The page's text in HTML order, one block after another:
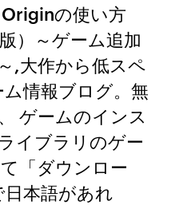
の使い方
）～ゲーム追加
,大作から低スペ
情報ブログ。無
ゲームのインス
イブラリのゲー
「ダウンロー
日本語があれ